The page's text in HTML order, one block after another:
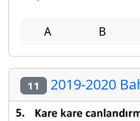
A B
11 2019-2020